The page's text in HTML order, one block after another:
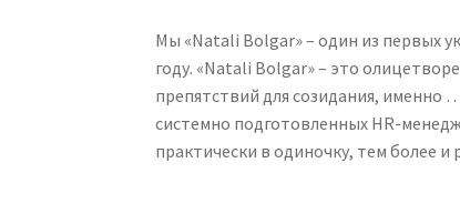
Мы «Natali Bolgar» – один из первых
году. «Natali Bolgar» – это
препятствий для созидания, именно
системно подготовленных HR-
практически в одиночку, тем более